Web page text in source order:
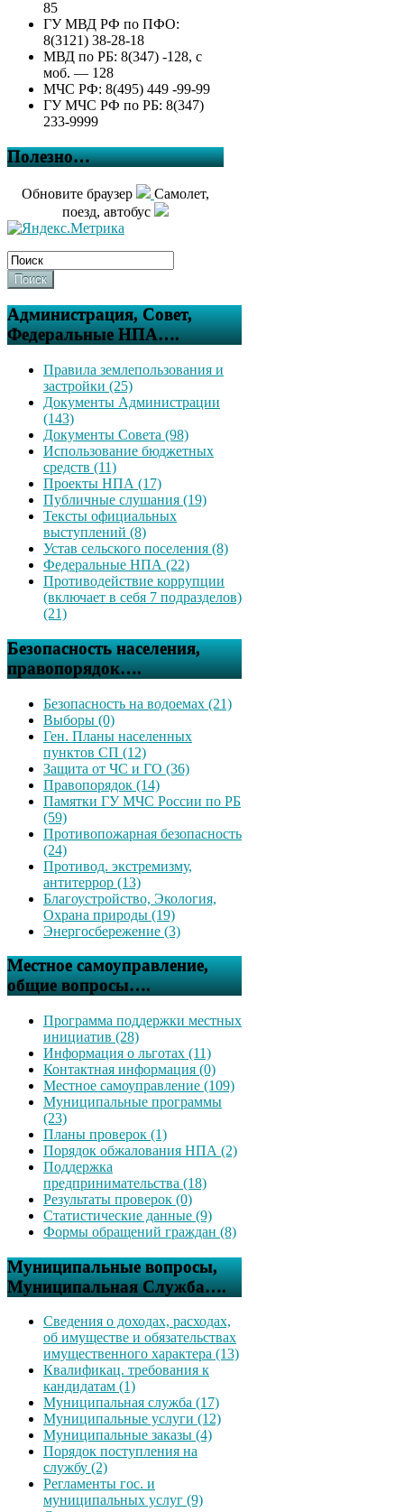
85
ГУ МВД РФ по ПФО:
8(3121) 38-28-18
МВД по РБ: 8(347) -128, с
моб. — 128
МЧС РФ: 8(495) 449 -99-99
ГУ МЧС РФ по РБ: 8(347)
233-9999
Полезно…
Обновите браузер
Самолет,
поезд, автобус
Поиск
Администрация, Совет,
Федеральные НПА….
Правила землепользования и
застройки (25)
Документы Администрации
(143)
Документы Совета (98)
Использование бюджетных
средств (11)
Проекты НПА (17)
Публичные слушания (19)
Тексты официальных
выступлений (8)
Устав сельского поселения (8)
Федеральные НПА (22)
Противодействие коррупции
(включает в себя 7 подразделов)
(21)
Безопасность населения,
правопорядок….
Безопасность на водоемах (21)
Выборы (0)
Ген. Планы населенных
пунктов СП (12)
Защита от ЧС и ГО (36)
Правопорядок (14)
Памятки ГУ МЧС России по РБ
(59)
Противопожарная безопасность
(24)
Противод. экстремизму,
антитеррор (13)
Благоустройство, Экология,
Охрана природы (19)
Энергосбережение (3)
Местное самоуправление,
общие вопросы….
Программа поддержки местных
инициатив (28)
Информация о льготах (11)
Контактная информация (0)
Местное самоуправление (109)
Муниципальные программы
(23)
Планы проверок (1)
Порядок обжалования НПА (2)
Поддержка
предпринимательства (18)
Результаты проверок (0)
Статистические данные (9)
Формы обращений граждан (8)
Муниципальные вопросы,
Муниципальная Служба….
Сведения о доходах, расходах,
об имуществе и обязательствах
имущественного характера (13)
Квалификац. требования к
кандидатам (1)
Муниципальная служба (17)
Муниципальные услуги (12)
Муниципальные заказы (4)
Порядок поступления на
службу (2)
Регламенты гос. и
муниципальных услуг (9)